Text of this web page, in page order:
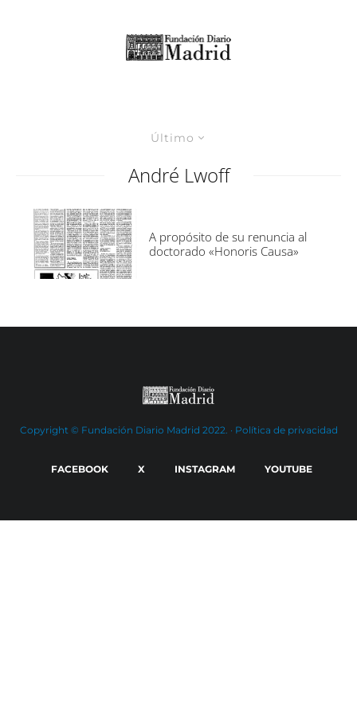
Último
André Lwoff
A propósito de su renuncia al
doctorado «Honoris Causa»
Copyright © Fundación Diario Madrid 2022. · Política de privacidad
FACEBOOK X INSTAGRAM YOUTUBE